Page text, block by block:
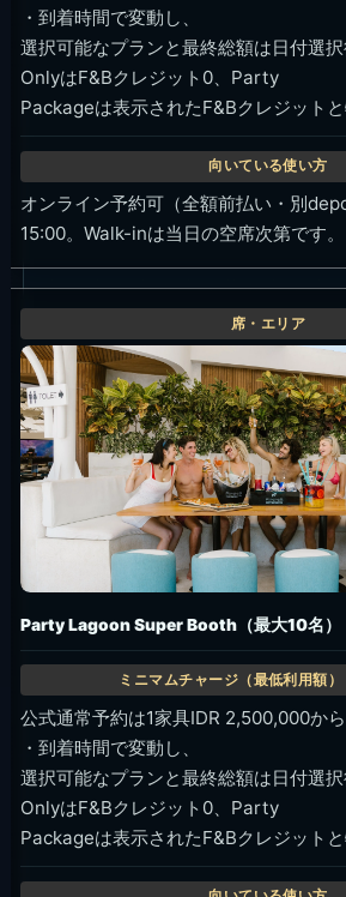
・到着時間で変動し、
選択可能なプランと最終総額は日付選
OnlyはF&Bクレジット0、Party
Packageは表示されたF&Bクレジットと
オンライン予約可（全額前払い・別
15:00。Walk-inは当日の空席次第です。
Party Lagoon Super Booth（最大10名）
公式通常予約は1家具IDR 2,500,000か
・到着時間で変動し、
選択可能なプランと最終総額は日付選
OnlyはF&Bクレジット0、Party
Packageは表示されたF&Bクレジットと